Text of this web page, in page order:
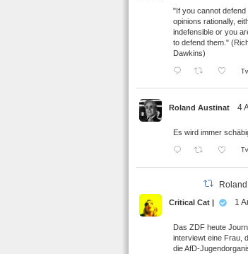
"If you cannot defend
opinions rationally,
indefensible or you
to defend them."
Dawkins)
Roland Austinat 4
Es wird immer
Roland
Critical Cat | 1
Das ZDF heute
interviewt eine Frau,
die AfD-